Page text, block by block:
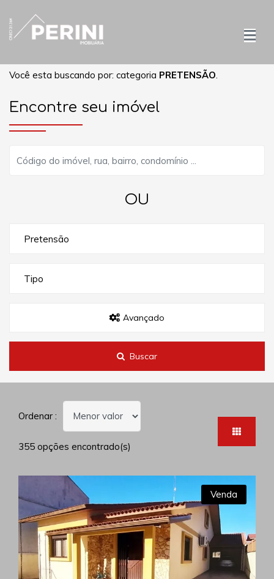
Você esta buscando por: categoria PRETENSÃO
Encontre seu imóvel
OU
Pretensão
Tipo
Avançado
Buscar
Ordenar :
355 opções encontrado(s)
Venda